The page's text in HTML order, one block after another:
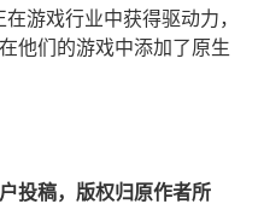
游戏行业中获得驱动力，
他们的游戏中添加了原生
投稿，版权归原作者所